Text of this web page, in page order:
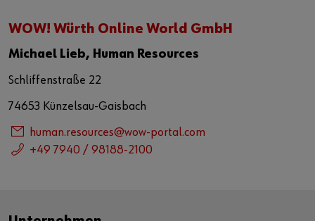
WOW! Würth Online World GmbH
Michael Lieb, Human Resources
Schliffenstraße 22
74653 Künzelsau-Gaisbach
human.resources@wow-portal.com
+49 7940 / 98188-2100